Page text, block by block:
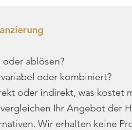
oder ablösen?
oder kombiniert?
oder indirekt, was kostet
Ihr Angebot der
Wir erhalten keine